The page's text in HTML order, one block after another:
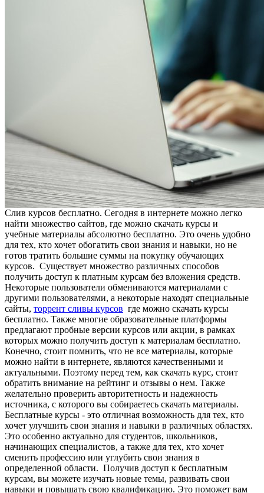
Слив курсов бесплатно. Сегодня в интернете можно легко
найти множество сайтов, где можно скачать курсы и
учебные материалы абсолютно бесплатно. Это очень удобно
для тех, кто хочет обогатить свои знания и навыки, но не
готов тратить большие суммы на покупку обучающих
курсов. Существует множество различных способов
получить доступ к платным курсам без вложения средств.
Некоторые пользователи обмениваются материалами с
другими пользователями, а некоторые находят специальные
сайты, торрент сливы курсов где можно скачать курсы
бесплатно. Также многие образовательные платформы
предлагают пробные версии курсов или акции, в рамках
которых можно получить доступ к материалам бесплатно.
Конечно, стоит помнить, что не все материалы, которые
можно найти в интернете, являются качественными и
актуальными. Поэтому перед тем, как скачать курс, стоит
обратить внимание на рейтинг и отзывы о нем. Также
желательно проверить авторитетность и надежность
источника, с которого вы собираетесь скачать материалы.
Бесплатные курсы - это отличная возможность для тех, кто
хочет улучшить свои знания и навыки в различных областях.
Это особенно актуально для студентов, школьников,
начинающих специалистов, а также для тех, кто хочет
сменить профессию или углубить свои знания в
определенной области. Получив доступ к бесплатным
курсам, вы можете изучать новые темы, развивать свои
навыки и повышать свою квалификацию. Это поможет вам